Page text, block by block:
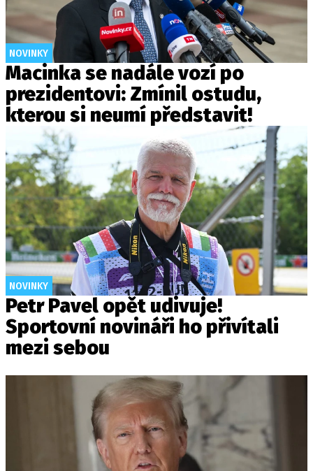
NOVINKY
Macinka se nadále vozí po
prezidentovi: Zmínil ostudu,
kterou si neumí představit!
NOVINKY
Petr Pavel opět udivuje!
Sportovní novináři ho přivítali
mezi sebou